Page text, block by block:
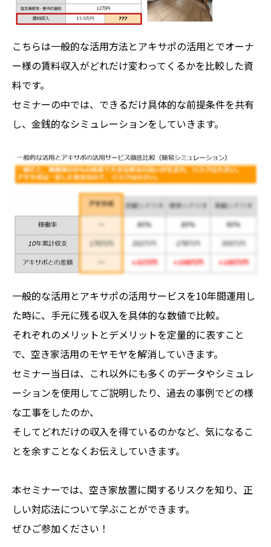
こちらは一般的な活用方法とアキサポの活用とでオーナ
ー様の賃料収入がどれだけ変わってくるかを比較した資
料です。
セミナーの中では、できるだけ具体的な前提条件を共有
し、金銭的なシミュレーションをしていきます。
一般的な活用とアキサポの活用サービスを10年間運用し
た時に、手元に残る収入を具体的な数値で比較。
それぞれのメリットとデメリットを定量的に表すこと
で、空き家活用のモヤモヤを解消していきます。
セミナー当日は、これ以外にも多くのデータやシミュレ
ーションを使用してご説明したり、過去の事例でどの様
な工事をしたのか、
そしてどれだけの収入を得ているのかなど、気になるこ
とを余すことなくお伝えしていきます。
本セミナーでは、空き家放置に関するリスクを知り、正
しい対応法について学ぶことができます。
ぜひご参加ください！